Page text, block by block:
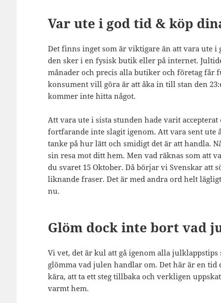
Var ute i god tid & köp
Det finns inget som är viktigare än att vara ute
den sker i en fysisk butik eller på internet.
månader och precis alla butiker och företag får
konsument vill göra är att åka in till stan den
kommer inte hitta något.
Att vara ute i sista stunden hade varit
fortfarande inte slagit igenom. Att vara sent
tanke på hur lätt och smidigt det är att handla.
sin resa mot ditt hem. Men vad räknas som att
du svaret 15 Oktober. Då börjar vi Svenskar att
liknande fraser. Det är med andra ord helt
nu.
Glöm dock inte bort vad
Vi vet, det är kul att gå igenom alla
glömma vad julen handlar om. Det här är en tid
kära, att ta ett steg tillbaka och verkligen
varmt hem.